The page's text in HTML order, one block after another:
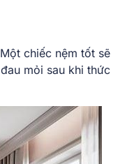
chiếc nệm tốt sẽ
mỏi sau khi thức